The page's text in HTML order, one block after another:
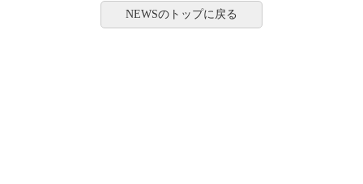
NEWSのトップに戻る